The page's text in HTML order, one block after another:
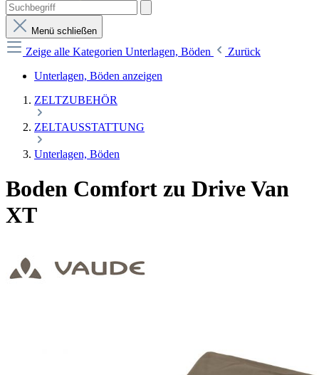
Menü schließen
Zeige alle Kategorien Unterlagen, Böden
Zurück
Unterlagen, Böden anzeigen
ZELTZUBEHÖR
ZELTAUSSTATTUNG
Unterlagen, Böden
Boden Comfort zu Drive Van
XT